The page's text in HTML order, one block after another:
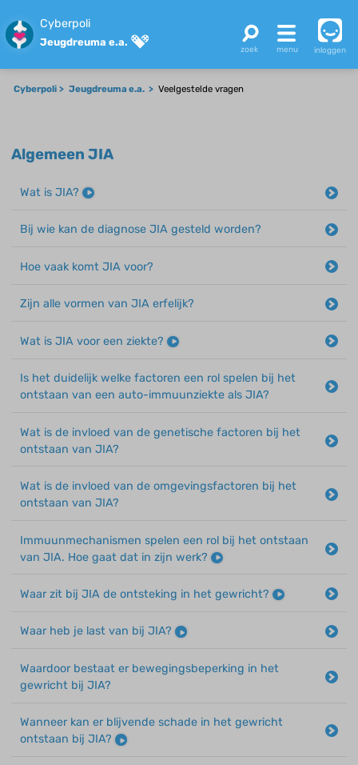
Cyberpoli
Jeugdreuma e.a.
inloggen
Cyberpoli Jeugdreuma e.a. Veelgestelde vragen
Algemeen JIA
Wat is JIA?
Bij wie kan de diagnose JIA gesteld worden?
Hoe vaak komt JIA voor?
Zijn alle vormen van JIA erfelijk?
Wat is JIA voor een ziekte?
Is het duidelijk welke factoren een rol spelen bij het
ontstaan van een auto-immuunziekte als JIA?
Wat is de invloed van de genetische factoren bij het
ontstaan van JIA?
Wat is de invloed van de omgevingsfactoren bij het
ontstaan van JIA?
Immuunmechanismen spelen een rol bij het ontstaan
van JIA. Hoe gaat dat in zijn werk?
Waar zit bij JIA de ontsteking in het gewricht?
Waar heb je last van bij JIA?
Waardoor bestaat er bewegingsbeperking in het
gewricht bij JIA?
Wanneer kan er blijvende schade in het gewricht
ontstaan bij JIA?